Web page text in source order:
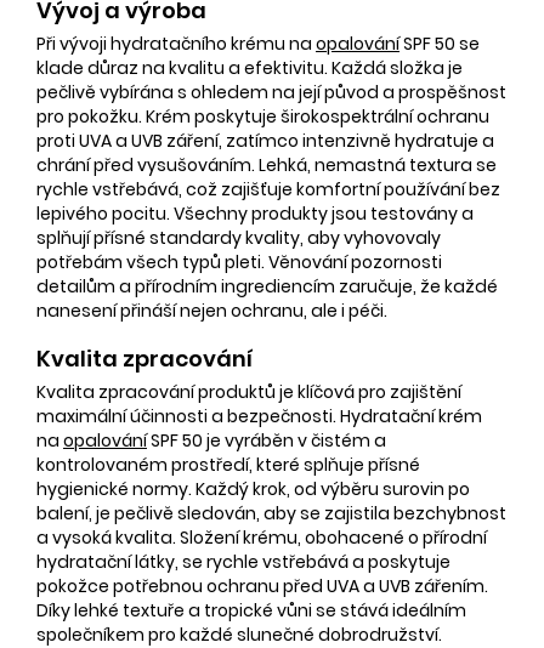
Vývoj a výroba
Při vývoji hydratačního krému na opalováníSPF 50 se
klade důraz na kvalitu a efektivitu. Každá složka je
pečlivě vybírána s ohledem na její původ a prospěšnost
pro pokožku. Krém poskytuje širokospektrální ochranu
proti UVA a UVB záření, zatímco intenzivně hydratuje a
chrání před vysušováním. Lehká, nemastná textura se
rychle vstřebává, což zajišťuje komfortní používání bez
lepivého pocitu. Všechny produkty jsou testovány a
splňují přísné standardy kvality, aby vyhovovaly
potřebám všech typů pleti. Věnování pozornosti
detailům a přírodním ingrediencím zaručuje, že každé
nanesení přináší nejen ochranu, ale i péči.
Kvalita zpracování
Kvalita zpracování produktů je klíčová pro zajištění
maximální účinnosti a bezpečnosti. Hydratační krém
na opalováníSPF 50 je vyráběn v čistém a
kontrolovaném prostředí, které splňuje přísné
hygienické normy. Každý krok, od výběru surovin po
balení, je pečlivě sledován, aby se zajistila bezchybnost
a vysoká kvalita. Složení krému, obohacené o přírodní
hydratační látky, se rychle vstřebává a poskytuje
pokožce potřebnou ochranu před UVA a UVB zářením.
Díky lehké textuře a tropické vůni se stává ideálním
společníkem pro každé slunečné dobrodružství.